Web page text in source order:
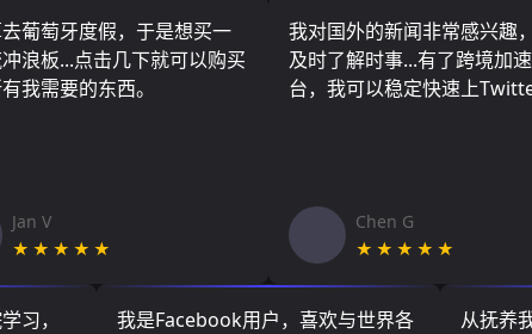
葡萄牙度假，于是想买一
浪板...点击几下就可以购买
我需要的东西。
Jan V
★★★★★
我对国外的新闻非常感兴趣
及时了解时事...有了跨境加
台，我可以稳定快速上
Chen G
★★★★★
习，
我是Facebook用户，喜欢与世界各
从抚养